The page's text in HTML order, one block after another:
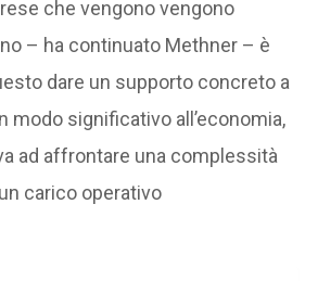
che vengono vengono
– ha continuato Methner – è
dare un supporto concreto a
modo significativo all’economia,
ad affrontare una complessità
carico operativo